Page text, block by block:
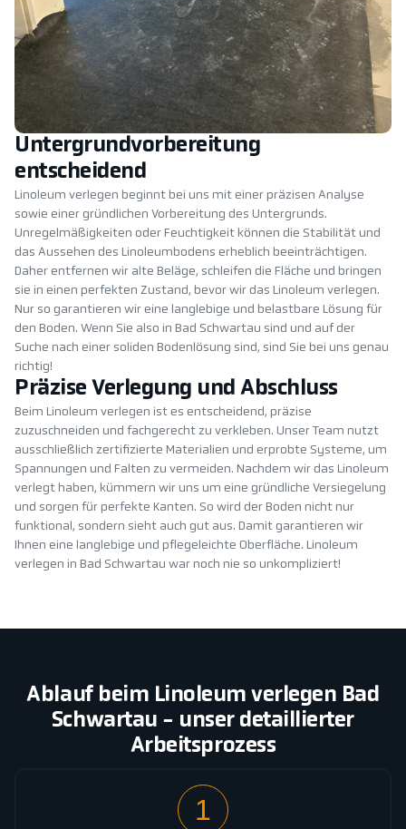
Untergrundvorbereitung
entscheidend
Linoleum verlegen beginnt bei uns mit einer präzisen Analyse
sowie einer gründlichen Vorbereitung des Untergrunds.
Unregelmäßigkeiten oder Feuchtigkeit können die Stabilität und
das Aussehen des Linoleumbodens erheblich beeinträchtigen.
Daher entfernen wir alte Beläge, schleifen die Fläche und bringen
sie in einen perfekten Zustand, bevor wir das Linoleum verlegen.
Nur so garantieren wir eine langlebige und belastbare Lösung für
den Boden. Wenn Sie also in Bad Schwartau sind und auf der
Suche nach einer soliden Bodenlösung sind, sind Sie bei uns genau
richtig!
Präzise Verlegung und Abschluss
Beim Linoleum verlegen ist es entscheidend, präzise
zuzuschneiden und fachgerecht zu verkleben. Unser Team nutzt
ausschließlich zertifizierte Materialien und erprobte Systeme, um
Spannungen und Falten zu vermeiden. Nachdem wir das Linoleum
verlegt haben, kümmern wir uns um eine gründliche Versiegelung
und sorgen für perfekte Kanten. So wird der Boden nicht nur
funktional, sondern sieht auch gut aus. Damit garantieren wir
Ihnen eine langlebige und pflegeleichte Oberfläche. Linoleum
verlegen in Bad Schwartau war noch nie so unkompliziert!
Ablauf beim Linoleum verlegen Bad
Schwartau - unser detaillierter
Arbeitsprozess
1